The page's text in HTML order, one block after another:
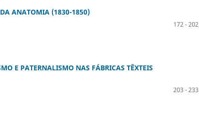
DA ANATOMIA (1830-1850)
172 - 202
E PATERNALISMO NAS FÁBRICAS TÊXTEIS
203 - 233